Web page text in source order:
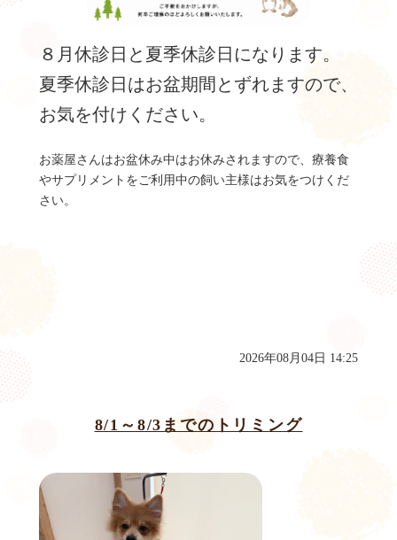
８月休診日と夏季休診日になります。
夏季休診日はお盆期間とずれますので、
お気を付けください。
お薬屋さんはお盆休み中はお休みされますので、療養食
やサプリメントをご利用中の飼い主様はお気をつけくだ
さい。
2026年08月04日 14:25
8/1～8/3までのトリミング